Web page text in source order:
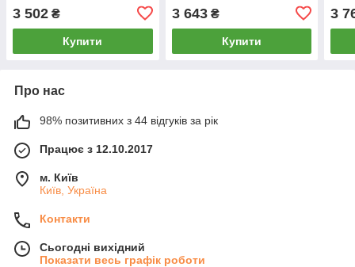
3 502 ₴
Купити
3 643₴
Купити
3
Про нас
98% позитивних з 44 відгуків за рік
Працює з 12.10.2017
м. Київ
Київ, Україна
Контакти
Сьогодні вихідний
Показати весь графік роботи